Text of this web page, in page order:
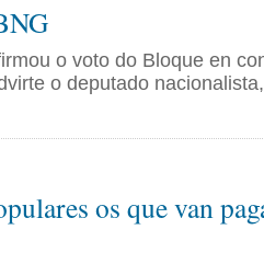
o voto do Bloque en
o deputado
os que van